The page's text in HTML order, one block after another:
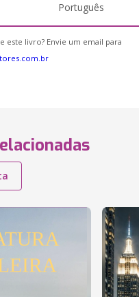
Português
este livro? Envie um email para